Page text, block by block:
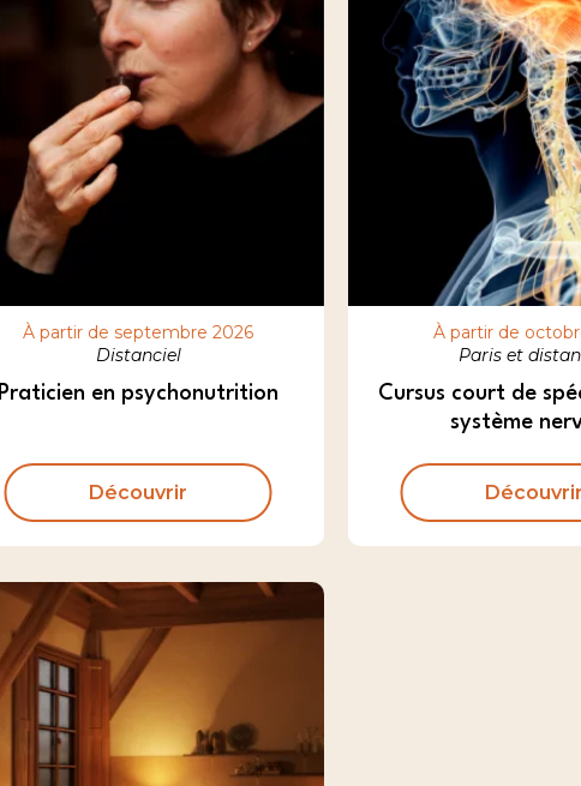
À partir de septembre 2026
Distanciel
Praticien en psychonutrition
Découvrir
À partir de
Paris et
Cursus court de
système
Découvrir